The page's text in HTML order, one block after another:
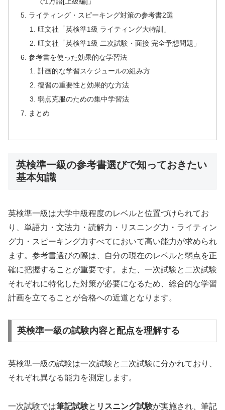
ライティング・スピーキング対策の参考書2選
旺文社「英検準1級 ライティング大特訓」
旺文社「英検準1級 二次試験・面接 完全予想問題」
参考書を使った効果的な学習法
計画的な学習スケジュールの組み方
復習の重要性と効果的な方法
弱点克服のための集中学習法
まとめ
英検準一級の参考書選びで知っておきたい
基本知識
英検準一級は大学中級程度のレベルと位置づけられてお
り、単語力・文法力・読解力・リスニング力・ライティン
グ力・スピーキング力すべてにおいて高い能力が求められ
ます。参考書選びの際は、自分の現在のレベルと弱点を正
確に把握することが重要です。また、一次試験と二次試験
それぞれに特化した対策が必要になるため、総合的な学習
計画を立てることが合格への近道となります。
英検準一級の試験内容と配点を理解する
英検準一級の試験は一次試験と二次試験に分かれており、
それぞれ異なる能力を測定します。
一次試験では筆記試験と リスニング試験が実施され、筆記